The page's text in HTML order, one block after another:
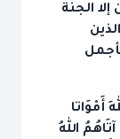
الجنة
أَمْوَاتا
اللهُ